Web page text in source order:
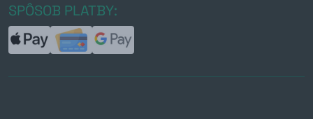
SPÔSOB PLATBY: